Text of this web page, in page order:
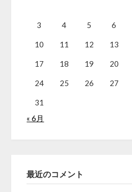
3 4 5 6
10 11 12 13
17 18 19 20
24 25 26 27
31
« 6月
最近のコメント